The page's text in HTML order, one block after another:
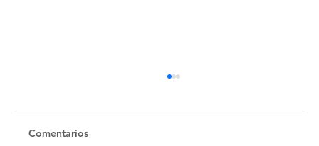
Comentarios